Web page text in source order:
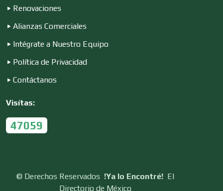
Conversiones Automotrices
Copiadoras
Cristalerías
Renovaciones
Alianzas Comerciales
Intégrate a Nuestro Equipo
Política de Privacidad
Contáctanos
Visítas:
47059
© Derechos Reservados !Ya lo Encontré! El
Directorio de México